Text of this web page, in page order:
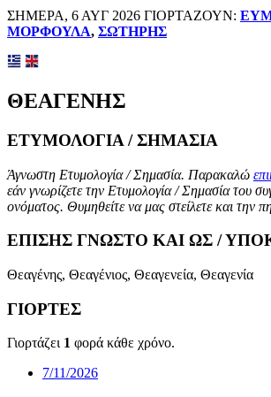
ΣΗΜΕΡΑ, 6 ΑΥΓ 2026 ΓΙΟΡΤΑΖΟΥΝ:
ΜΟΡΦΟΥΛΑ, ΣΩΤΗΡΗΣ
ΘΕΑΓΕΝΗΣ
ΕΤΥΜΟΛΟΓΙΑ / ΣΗΜΑΣΙΑ
Άγνωστη Ετυμολογία / Σημασία. Παρακαλώ
εάν γνωρίζετε την Ετυμολογία / Σημασία του
ονόματος. Θυμηθείτε να μας στείλετε και την
ΕΠΙΣΗΣ ΓΝΩΣΤΟ ΚΑΙ ΩΣ /
Θεαγένης, Θεαγένιος, Θεαγενεία, Θεαγενία
ΓΙΟΡΤΕΣ
Γιορτάζει 1 φορά κάθε χρόνο.
7/11/2026